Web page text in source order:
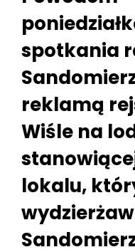
spotkania
reklamą
Wiśle na
lokalu,